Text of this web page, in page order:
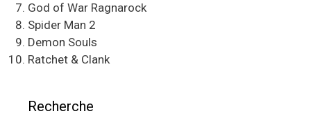
God of War Ragnarock
Spider Man 2
Demon Souls
Ratchet & Clank
Recherche